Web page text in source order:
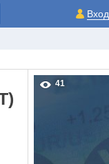
Вход
41